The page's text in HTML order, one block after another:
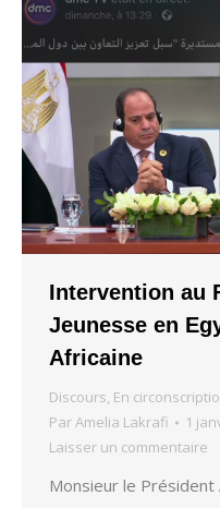
Intervention au
Jeunesse en
Africaine
Discours, En
ParAmelia Lakrafi
1
Laisser un commentaire
Monsieur le Président